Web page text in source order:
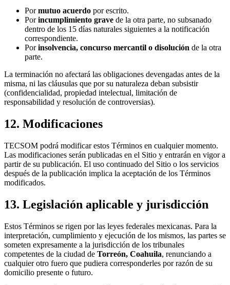
Pormutuo acuerdo por escrito.
Porincumplimiento grave de la otra parte, no subsanado
dentro de los 15 días naturales siguientes a la notificación
correspondiente.
Porinsolvencia, concurso mercantil o disolución de la otra
parte.
La terminación no afectará las obligaciones devengadas antes de la
misma, ni las cláusulas que por su naturaleza deban subsistir
(confidencialidad, propiedad intelectual, limitación de
responsabilidad y resolución de controversias).
12. Modificaciones
TECSOM podrá modificar estos Términos en cualquier momento.
Las modificaciones serán publicadas en el Sitio y entrarán en vigor a
partir de su publicación. El uso continuado del Sitio o los servicios
después de la publicación implica la aceptación de los Términos
modificados.
13. Legislación aplicable y jurisdicción
Estos Términos se rigen por las leyes federales mexicanas. Para la
interpretación, cumplimiento y ejecución de los mismos, las partes se
someten expresamente a la jurisdicción de los tribunales
competentes de la ciudad de Torreón, Coahuila, renunciando a
cualquier otro fuero que pudiera corresponderles por razón de su
domicilio presente o futuro.